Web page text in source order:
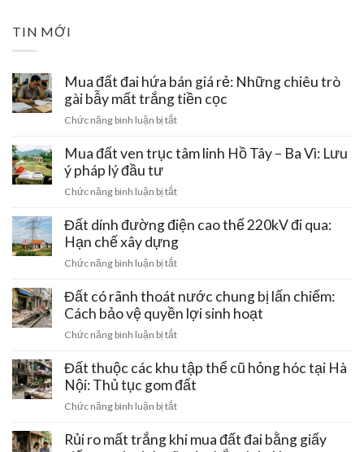
TIN MỚI
Mua đất đai hứa bán giá rẻ: Những chiêu trò
gài bẫy mất trắng tiền cọc
Chức năng bình luận bị tắtở
đất
bán
rẻ:
Những
bẫy
mất
trắng
cọc
Mua đất ven trục tâm linh Hồ Tây – Ba Vì: Lưu
ý pháp lý đầu tư
Chức năng bình luận bị tắtở
đất
ven
trục
tâm
Hồ
Tây
Vì:
Lưu
ý
pháp
đầu
Đất dính đường điện cao thế 220kV đi qua:
Hạn chế xây dựng
Chức năng bình luận bị tắtở
dính
đường
điện
cao
220kV
đi
chế
xây
Đất có rãnh thoát nước chung bị lấn chiếm:
Cách bảo vệ quyền lợi sinh hoạt
Chức năng bình luận bị tắtở
có
rãnh
nước
bị
Đất thuộc các khu tập thể cũ hỏng hóc tại Hà
Nội: Thủ tục gom đất
Chức năng bình luận bị tắtở
thuộc
Rủi ro mất trắng khi mua đất đai bằng giấy